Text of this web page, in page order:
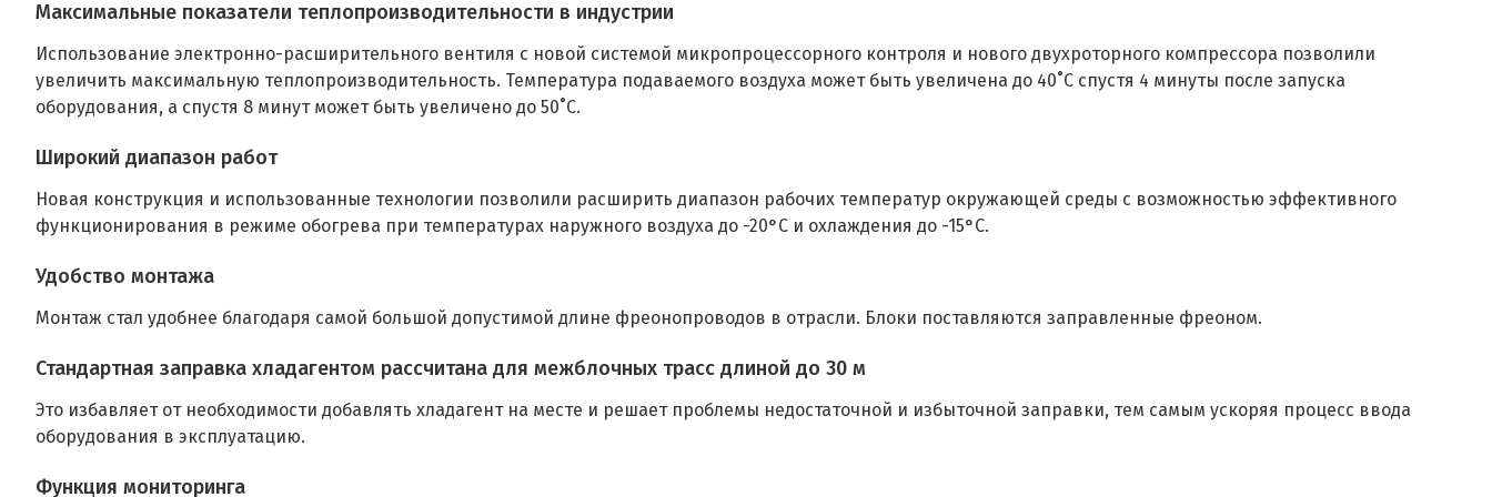
Максимальные показатели теплопроизводительности в индустрии
Использование электронно-расширительного вентиля с новой системой микропроцессорного контроля и нового двухроторного компрессора позволили
увеличить максимальную теплопроизводительность. Температура подаваемого воздуха может быть увеличена до 40˚С спустя 4 минуты после запуска
оборудования, а спустя 8 минут может быть увеличено до 50˚С.
Широкий диапазон работ
Новая конструкция и использованные технологии позволили расширить диапазон рабочих температур окружающей среды с возможностью эффективного
функционирования в режиме обогрева при температурах наружного воздуха до -20°С и охлаждения до -15°С.
Удобство монтажа
Монтаж стал удобнее благодаря самой большой допустимой длине фреонопроводов в отрасли. Блоки поставляются заправленные фреоном.
Стандартная заправка хладагентом рассчитана для межблочных трасс длиной до 30 м
Это избавляет от необходимости добавлять хладагент на месте и решает проблемы недостаточной и избыточной заправки, тем самым ускоряя процесс ввода
оборудования в эксплуатацию.
Функция мониторинга